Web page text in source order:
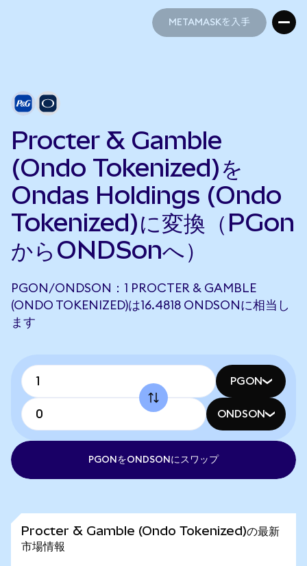
METAMASKを入手
Procter & Gamble
(Ondo Tokenized)を
Ondas Holdings (Ondo
Tokenized)に変換（PGon
からONDSonへ）
PGON/ONDSON：1 PROCTER & GAMBLE
(ONDO TOKENIZED)は16.4818 ONDSONに相当し
ます
PGON
ONDSON
PGONをONDSONにスワップ
Procter & Gamble (Ondo Tokenized)の最新
市場情報